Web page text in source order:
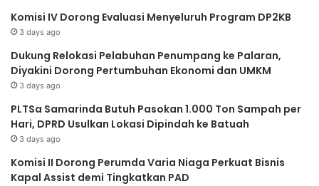
Komisi IV Dorong Evaluasi Menyeluruh Program DP2KB
3 days ago
Dukung Relokasi Pelabuhan Penumpang ke Palaran,
Diyakini Dorong Pertumbuhan Ekonomi dan UMKM
3 days ago
PLTSa Samarinda Butuh Pasokan 1.000 Ton Sampah per
Hari, DPRD Usulkan Lokasi Dipindah ke Batuah
3 days ago
Komisi II Dorong Perumda Varia Niaga Perkuat Bisnis
Kapal Assist demi Tingkatkan PAD